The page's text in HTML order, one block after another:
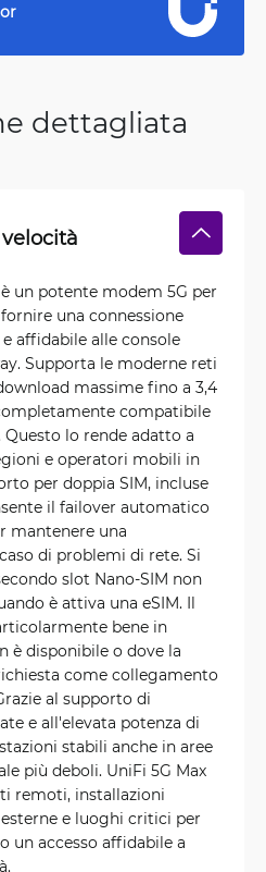
dettagliata
un potente modem 5G per
una connessione
affidabile alle console
Supporta le moderne reti
massime fino a 3,4
compatibile
Questo lo rende adatto a
e operatori mobili in
per doppia SIM, incluse
il failover automatico
mantenere una
di problemi di rete. Si
slot Nano-SIM non
è attiva una eSIM. Il
bene in
è disponibile o dove la
come collegamento
al supporto di
e all'elevata potenza di
stabili anche in aree
più deboli. UniFi 5G Max
remoti, installazioni
e luoghi critici per
un accesso affidabile a